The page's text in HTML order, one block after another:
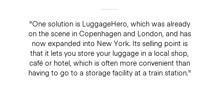
"One solution is LuggageHero, which was already
on the scene in Copenhagen and London, and has
now expanded into New York. Its selling point is
that it lets you store your luggage in a local shop,
café or hotel, which is often more convenient than
having to go to a storage facility at a train station."